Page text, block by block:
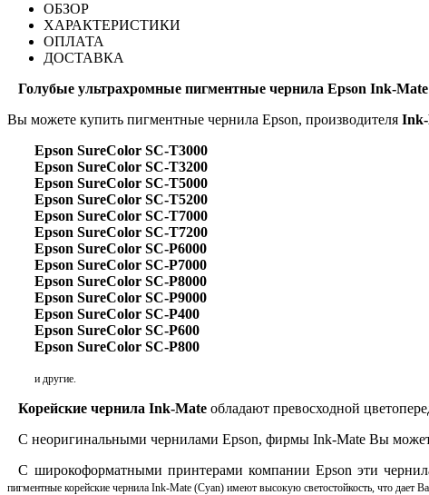
ОБЗОР
ХАРАКТЕРИСТИКИ
ОПЛАТА
ДОСТАВКА
Голубые ультрахромные пигментные чернила Epson Ink-
Вы можете купить пигментные чернила Epson, производителя
Epson SureColor SC-T3000
Epson SureColor SC-T3200
Epson SureColor SC-T5000
Epson SureColor SC-T5200
Epson SureColor SC-T7000
Epson SureColor SC-T7200
Epson SureColor SC-P6000
Epson SureColor SC-P7000
Epson SureColor SC-P8000
Epson SureColor SC-P9000
Epson SureColor SC-P400
Epson SureColor SC-P600
Epson SureColor SC-P800
и другие.
Корейские чернила Ink-Mate обладают превосходной
С неоригинальными чернилами Epson, фирмы Ink-Mate Вы
С широкоформатными принтерами компании Epson эти
пигментные корейские чернила Ink-Mate (Cyan) имеют высокую светостойкость, что дает